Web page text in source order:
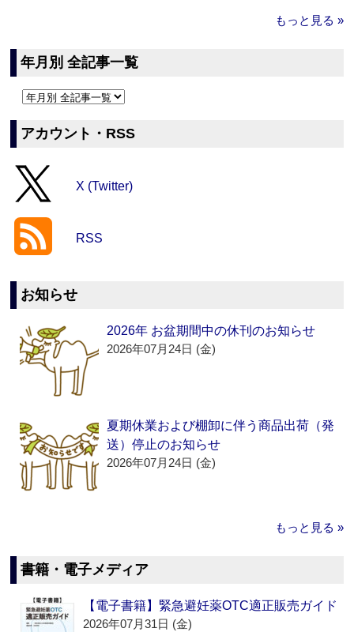
もっと見る »
年月別 全記事一覧
アカウント・RSS
X (Twitter)
RSS
お知らせ
2026年 お盆期間中の休刊のお知らせ
2026年07月24日 (金)
夏期休業および棚卸に伴う商品出荷（発
送）停止のお知らせ
2026年07月24日 (金)
もっと見る »
書籍・電子メディア
【電子書籍】緊急避妊薬OTC適正販売ガイド
2026年07月31日 (金)